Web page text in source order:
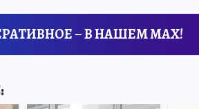
– В НАШЕМ MAX!